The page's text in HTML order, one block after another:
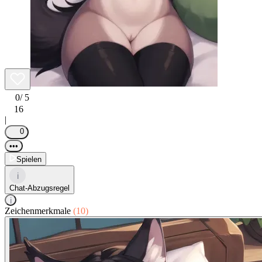
0/ 5
16
|
0
•••
Spielen
i
Chat-Abzugsregel
i
Zeichenmerkmale (10)